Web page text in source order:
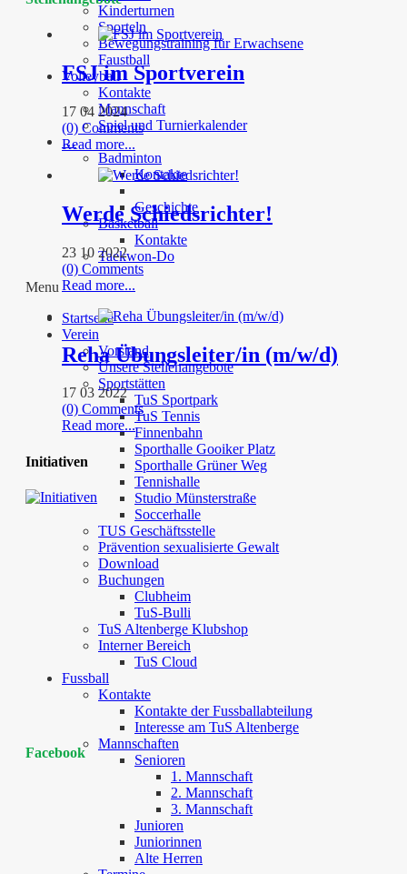
Kinderturnen
Sporteln
Bewegungstraining für Erwachsene
Faustball
Volleyball
Kontakte
Mannschaft
Spiel und Turnierkalender
…
Badminton
Kontakte
Geschichte
Basketball
Kontakte
Taekwon-Do
Menu
Startseite
Verein
Vorstand
Unsere Stellenangebote
Sportstätten
TuS Sportpark
TuS Tennis
Finnenbahn
Sporthalle Gooiker Platz
Sporthalle Grüner Weg
Tennishalle
Studio Münsterstraße
Soccerhalle
TUS Geschäftsstelle
Prävention sexualisierte Gewalt
Download
Buchungen
Clubheim
TuS-Bulli
TuS Altenberge Klubshop
Interner Bereich
TuS Cloud
Fussball
Kontakte
Kontakte der Fussballabteilung
Interesse am TuS Altenberge
Mannschaften
Senioren
1. Mannschaft
2. Mannschaft
3. Mannschaft
Junioren
Juniorinnen
Alte Herren
FSJ im Sportverein
17 04 2024
(0) Comments
Read more...
Werde Schiedsrichter!
23 10 2022
(0) Comments
Read more...
Reha Übungsleiter/in (m/w/d)
17 03 2022
(0) Comments
Read more...
Initiativen
Facebook